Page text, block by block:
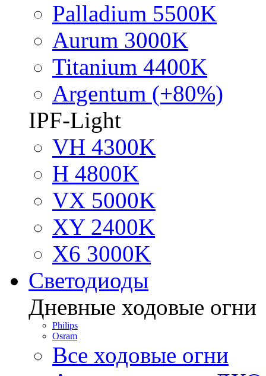
Palladium 5500K
Aurum 3000K
Titanium 4400K
Argentum (+80%)
IPF-Light
VH 4300K
H 4800K
VX 5000K
XY 2400K
X6 3000K
Светодиоды
Дневные ходовые огни
Philips
Osram
Все ходовые огни